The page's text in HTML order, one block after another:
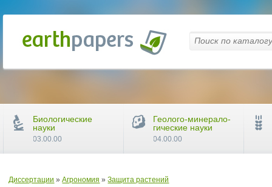
Диссертации »Агрономия »Защита растений
Биологические
науки
03.00.00
Геолого-минерало-
гические науки
04.00.00